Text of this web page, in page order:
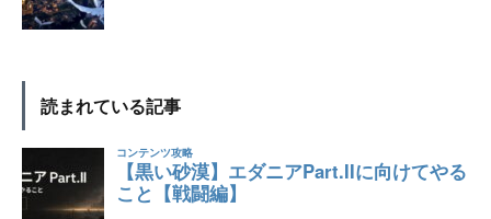
読まれている記事